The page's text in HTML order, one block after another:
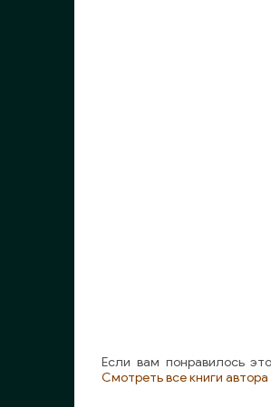
Если вам понравилось
Смотреть все книги